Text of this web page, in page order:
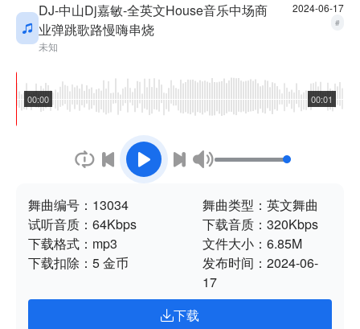
DJ-中山Dj嘉敏-全英文House音乐中场商
业弹跳歌路慢嗨串烧
未知
2024-06-17
#
00:00 00:01
舞曲编号： 13034 舞曲类型： 英文舞曲
试听音质： 64Kbps 下载音质： 320Kbps
下载格式： mp3 文件大小： 6.85M
下载扣除： 5 金币 发布时间： 2024-06-
17
下载